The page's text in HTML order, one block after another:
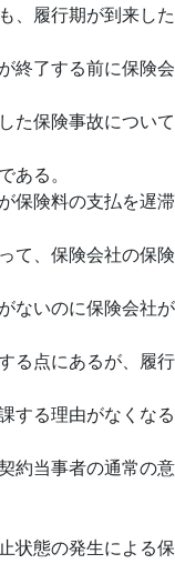
、履行期が到来した
終了する前に保険会
た保険事故について
ある。
保険料の支払を遅滞
て、保険会社の保険
ないのに保険会社が
る点にあるが、履行
する理由がなくなる
約当事者の通常の意
状態の発生による保